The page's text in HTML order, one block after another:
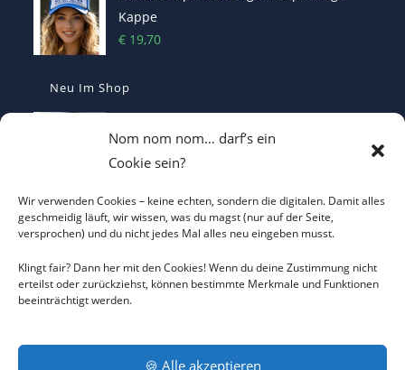
Nom nom nom… darf’s ein
Cookie sein?
Wir verwenden Cookies – keine echten, sondern die digitalen. Damit alles
geschmeidig läuft, wir wissen, was du magst (nur auf der Seite,
versprochen) und du nicht jedes Mal alles neu eingeben musst.
Klingt fair? Dann her mit den Cookies! Wenn du deine Zustimmung nicht
erteilst oder zurückziehst, können bestimmte Merkmale und Funktionen
beeinträchtigt werden.
🍪 Alle akzeptieren
Kappe
€ 19,70
Neu Im Shop
Kaffetasse - Motiviert in den Morgen
€16,70
Heterodoxer Extremist - Das provokante
T-Shirt
I LOVE CO2 T-Shirt - Sorgt bei Klima-
€22,00